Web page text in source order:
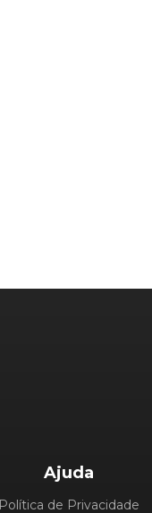
Ajuda
Política de Privacidade